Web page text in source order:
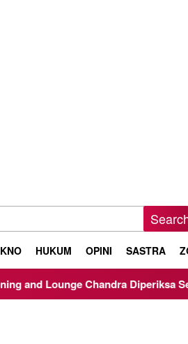
HUKUM OPINI SASTRA
Chandra Diperiksa Sebagai